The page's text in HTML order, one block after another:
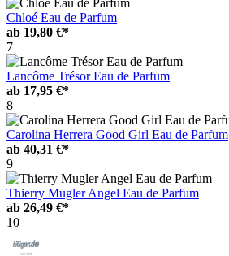
Chloé Eau de Parfum
ab 19,80 €*
7
Lancôme Trésor Eau de Parfum
ab 17,95 €*
8
Carolina Herrera Good Girl Eau de Parfum
ab 40,31 €*
9
Thierry Mugler Angel Eau de Parfum
ab 26,49 €*
10